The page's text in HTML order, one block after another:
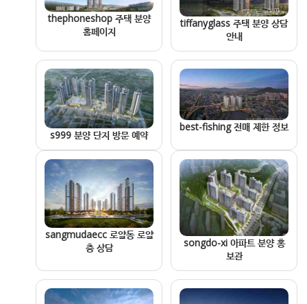
thephoneshop 주택 분양
홈페이지
tiffanyglass 주택 분양 상담
안내
s999 분양 단지 방문 예약
best-fishing 전매 제한 정보
sangmudaecc 로얄동 로얄
층 상담
songdo-xi 아파트 분양 홍
보관